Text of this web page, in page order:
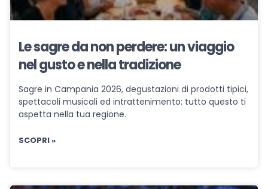
Le sagre da non perdere: un viaggio
nel gusto e nella tradizione
Sagre in Campania 2026, degustazioni di prodotti tipici,
spettacoli musicali ed intrattenimento: tutto questo ti
aspetta nella tua regione.
SCOPRI »